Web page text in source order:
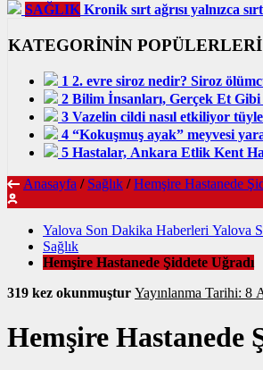
SAĞLIK Kronik sırt ağrısı yalnızca
KATEGORİNİN POPÜLERLERİ
1 2. evre siroz nedir? Siroz
2 Bilim İnsanları, Gerçek Et
3 Vazelin cildi nasıl etkiliyor
4 “Kokuşmuş ayak” meyvesi
5 Hastalar, Ankara Etlik Kent
Anasayfa / Sağlık / Hemşire Hastanede
Yalova Son Dakika Haberleri Yalova
Sağlık
Hemşire Hastanede Şiddete Uğradı
319 kez okunmuştur
Yayınlanma
Hemşire Hastanede